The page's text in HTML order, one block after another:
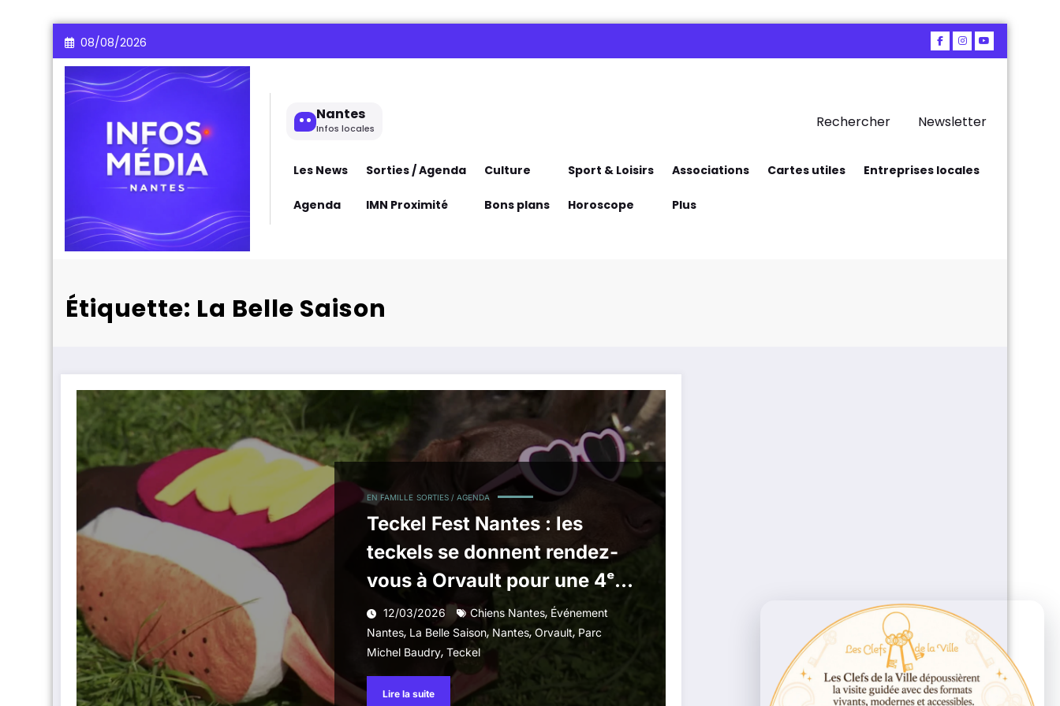
Aller
au
contenu
08/08/2026
Nantes
Infos locales Rechercher Newsletter
Les News Sorties / Agenda Culture Sport & Loisirs Associations Cartes utiles Entreprises locales
Agenda IMN Proximité Bons plans Horoscope Plus
Étiquette: La Belle Saison
EN FAMILLE SORTIES / AGENDA
Teckel Fest Nantes : les
teckels se donnent rendez-
vous à Orvault pour une 4ᵉ
édition festive
12/03/2026 Chiens Nantes, Événement
Nantes, La Belle Saison, Nantes, Orvault, Parc
Michel Baudry, Teckel
Lire la suite